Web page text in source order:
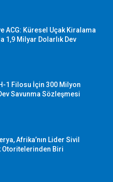
ACG: Küresel Uçak Kiralama
1,9 Milyar Dolarlık Dev
1 Filosu İçin 300 Milyon
Savunma Sözleşmesi
Afrika’nın Lider Sivil
Otoritelerinden Biri